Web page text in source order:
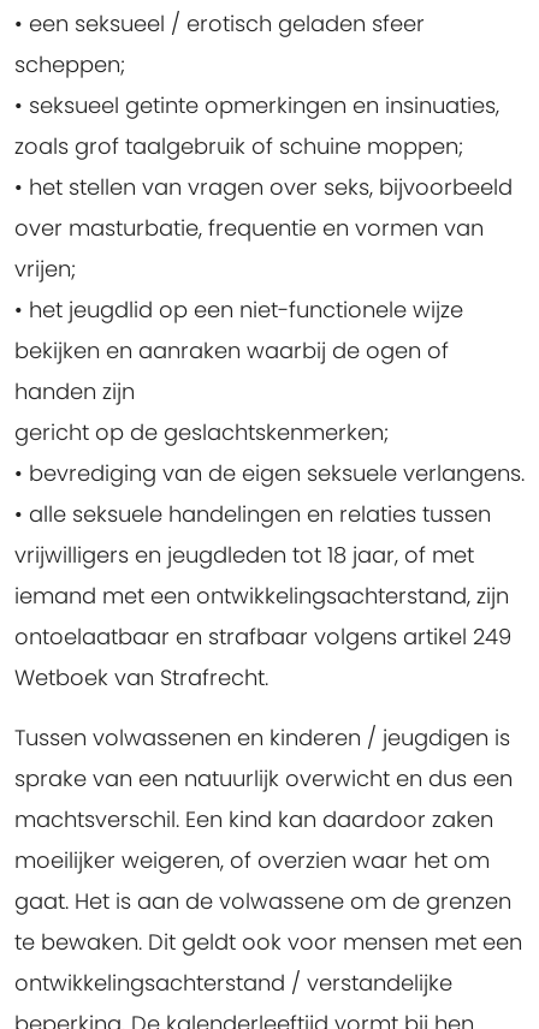
• een seksueel / erotisch geladen sfeer
scheppen;
• seksueel getinte opmerkingen en insinuaties,
zoals grof taalgebruik of schuine moppen;
• het stellen van vragen over seks, bijvoorbeeld
over masturbatie, frequentie en vormen van
vrijen;
• het jeugdlid op een niet-functionele wijze
bekijken en aanraken waarbij de ogen of
handen zijn
gericht op de geslachtskenmerken;
• bevrediging van de eigen seksuele verlangens.
• alle seksuele handelingen en relaties tussen
vrijwilligers en jeugdleden tot 18 jaar, of met
iemand met een ontwikkelingsachterstand, zijn
ontoelaatbaar en strafbaar volgens artikel 249
Wetboek van Strafrecht.
Tussen volwassenen en kinderen / jeugdigen is
sprake van een natuurlijk overwicht en dus een
machtsverschil. Een kind kan daardoor zaken
moeilijker weigeren, of overzien waar het om
gaat. Het is aan de volwassene om de grenzen
te bewaken. Dit geldt ook voor mensen met een
ontwikkelingsachterstand / verstandelijke